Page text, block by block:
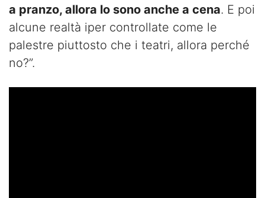
a pranzo, allora lo sono anche a cena. E poi
alcune realtà iper controllate come le
palestre piuttosto che i teatri, allora perché
no?”.